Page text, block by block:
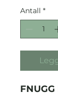
Antall *
FNUGG